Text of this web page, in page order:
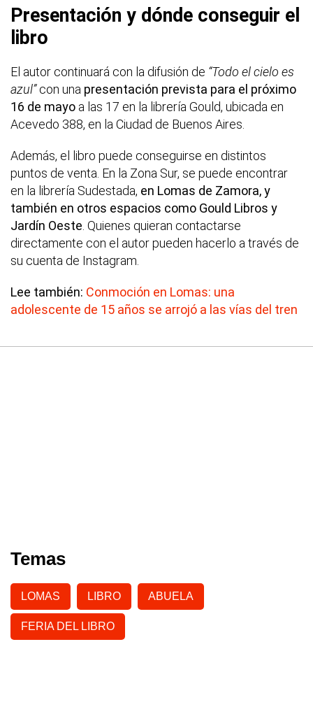
Presentación y dónde conseguir el
libro
El autor continuará con la difusión de “Todo el cielo es
azul”con una presentación prevista para el próximo
16 de mayo a las 17 en la librería Gould, ubicada en
Acevedo 388, en la Ciudad de Buenos Aires.
Además, el libro puede conseguirse en distintos
puntos de venta. En la Zona Sur, se puede encontrar
en la librería Sudestada, en Lomas de Zamora, y
también en otros espacios como Gould Libros y
Jardín Oeste . Quienes quieran contactarse
directamente con el autor pueden hacerlo a través de
su cuenta de Instagram.
Lee también: Conmoción en Lomas: una
adolescente de 15 años se arrojó a las vías del tren
Temas
LOMAS LIBRO ABUELA
FERIA DEL LIBRO